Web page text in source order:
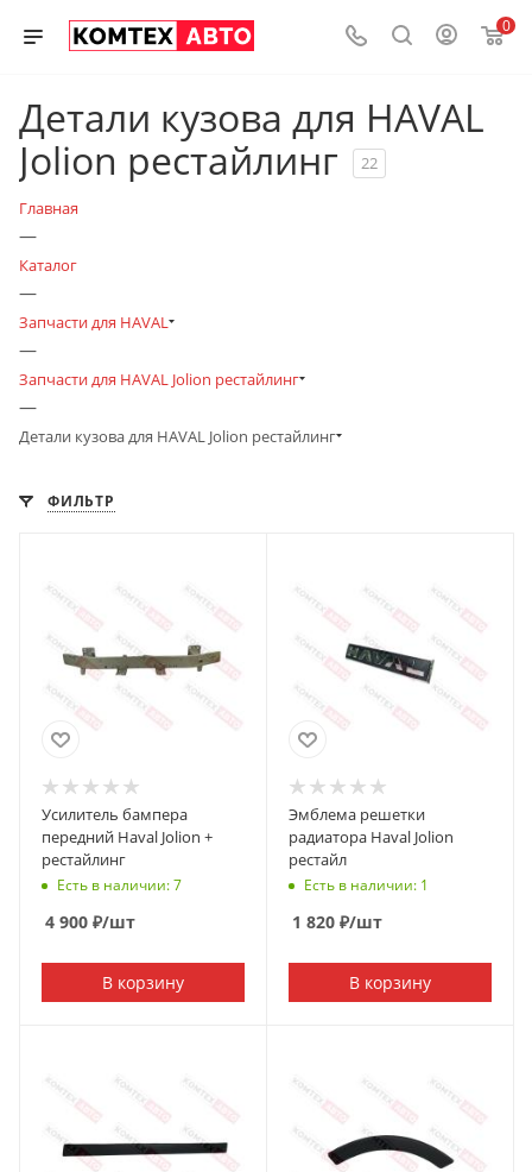
0
Детали кузова для HAVAL
Jolion рестайлинг
22
Главная
—
Каталог
—
Запчасти для HAVAL
—
Запчасти для HAVAL Jolion рестайлинг
—
Детали кузова для HAVAL Jolion рестайлинг
ФИЛЬТР
Усилитель бампера
передний Haval Jolion +
рестайлинг
Есть в наличии: 7
4 900 ₽/шт
В корзину
Эмблема решетки
радиатора Haval Jolion
рестайл
Есть в наличии: 1
1 820 ₽/шт
В корзину